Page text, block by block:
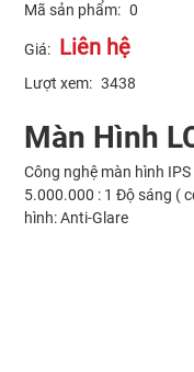
Mã sản phẩm: 0
Giá: Liên hệ
Lượt xem: 3438
Màn Hình
Công nghệ màn hình
5.000.000 : 1 Độ sáng (
hình: Anti-Glare